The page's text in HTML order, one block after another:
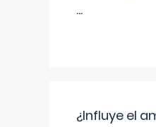
...
¿Influye el